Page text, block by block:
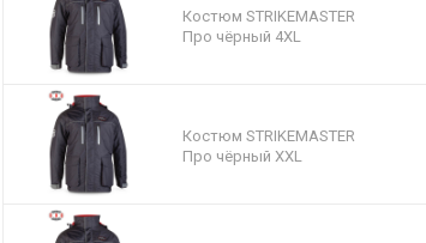
Костюм STRIKEMASTER
Про чёрный 4XL
Костюм STRIKEMASTER
Про чёрный XXL